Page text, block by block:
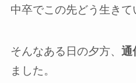
中卒でこの先どう生きて
そんなある日の夕方、 通
ました。